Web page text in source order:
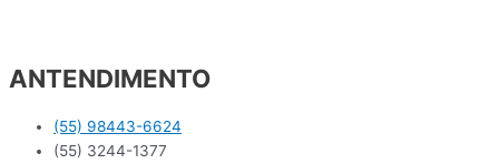
ANTENDIMENTO
(55) 98443-6624
(55) 3244-1377